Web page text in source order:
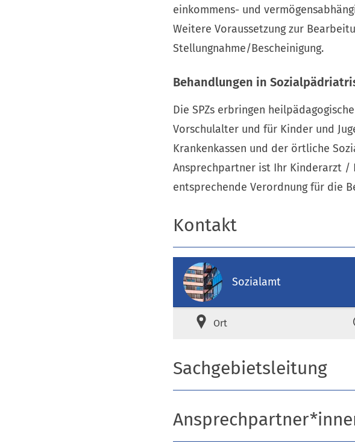
einkommens- und
Weitere Voraussetzung zur
Stellungnahme/Bescheinigung.
Behandlungen in
Die SPZs erbringen
Vorschulalter und für Kinder und
Krankenkassen und der örtliche
Ansprechpartner ist Ihr Kinderarzt /
entsprechende Verordnung für die
Kontakt
Sozialamt
Ort
Sachgebietsleitung